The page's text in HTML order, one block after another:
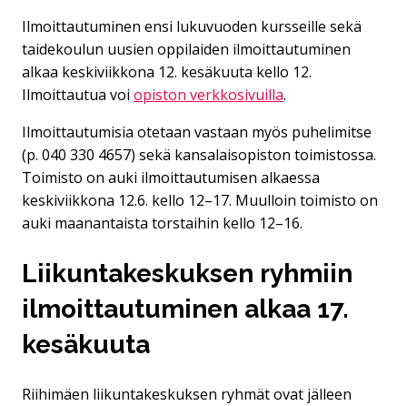
Ilmoittautuminen ensi lukuvuoden kursseille sekä
taidekoulun uusien oppilaiden ilmoittautuminen
alkaa keskiviikkona 12. kesäkuuta kello 12.
Ilmoittautua voi opiston verkkosivuilla.
Ilmoittautumisia otetaan vastaan myös puhelimitse
(p. 040 330 4657) sekä kansalaisopiston toimistossa.
Toimisto on auki ilmoittautumisen alkaessa
keskiviikkona 12.6. kello 12–17. Muulloin toimisto on
auki maanantaista torstaihin kello 12–16.
Liikuntakeskuksen ryhmiin
ilmoittautuminen alkaa 17.
kesäkuuta
Riihimäen liikuntakeskuksen ryhmät ovat jälleen